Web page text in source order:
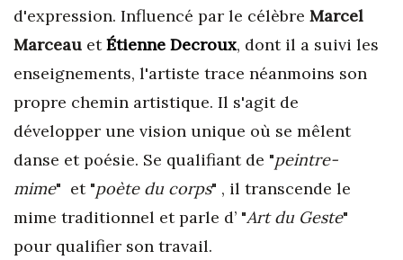
d'expression. Influencé par le célèbre Marcel
Marceau etÉtienne Decroux, dont il a suivi les
enseignements, l'artiste trace néanmoins son
propre chemin artistique. Il s'agit de
développer une vision unique où se mêlent
danse et poésie. Se qualifiant de "peintre-
mime" et "poète du corps" , il transcende le
mime traditionnel et parle d’ "Art du Geste"
pour qualifier son travail.